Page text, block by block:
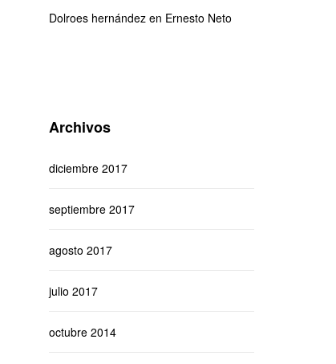
Dolroes hernándezen Ernesto Neto
Archivos
diciembre 2017
septiembre 2017
agosto 2017
julio 2017
octubre 2014